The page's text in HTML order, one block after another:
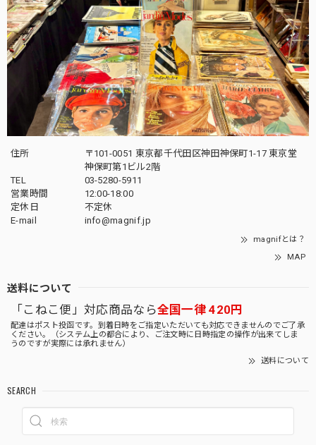
住所
〒101-0051 東京都千代田区神田神保町1-17 東京堂
神保町第1ビル2階
TEL
03-5280-5911
営業時間
12:00-18:00
定休日
不定休
E-mail
info@magnif.jp
magnifとは？
MAP
送料について
「こねこ便」対応商品なら全国一律 420円
配達はポスト投函です。到着日時をご指定いただいても対応できませんのでご了承
ください。（システム上の都合により、ご注文時に日時指定の操作が出来てしま
うのですが実際には承れません）
送料について
SEARCH